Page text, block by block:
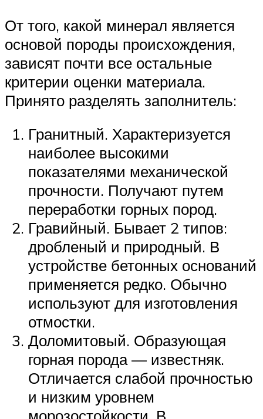
От того, какой минерал является
основой породы происхождения,
зависят почти все остальные
критерии оценки материала.
Принято разделять заполнитель:
Гранитный. Характеризуется
наиболее высокими
показателями механической
прочности. Получают путем
переработки горных пород.
Гравийный. Бывает 2 типов:
дробленый и природный. В
устройстве бетонных оснований
применяется редко. Обычно
используют для изготовления
отмостки.
Доломитовый. Образующая
горная порода — известняк.
Отличается слабой прочностью
и низким уровнем